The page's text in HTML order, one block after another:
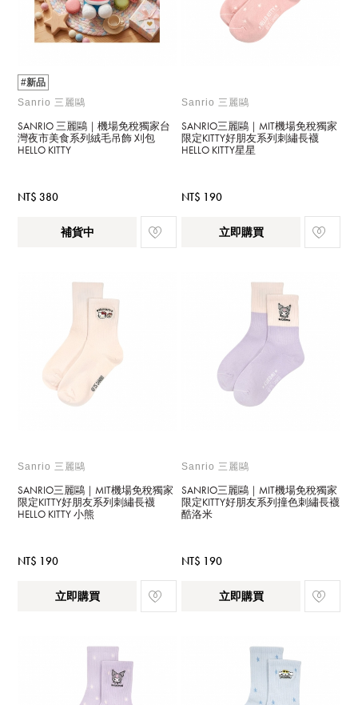
#新品
Sanrio 三麗鷗
SANRIO 三麗鷗｜機場免稅獨家台
灣夜市美食系列絨毛吊飾 刈包
HELLO KITTY
NT$ 380
補貨中
Sanrio 三麗鷗
SANRIO三麗鷗｜MIT機場免稅獨家
限定KITTY好朋友系列刺繡長襪
HELLO KITTY星星
NT$ 190
立即購買
Sanrio 三麗鷗
SANRIO三麗鷗｜MIT機場免稅獨家
限定KITTY好朋友系列刺繡長襪
HELLO KITTY 小熊
NT$ 190
立即購買
Sanrio 三麗鷗
SANRIO三麗鷗｜MIT機場免稅獨家
限定KITTY好朋友系列撞色刺繡長襪
酷洛米
NT$ 190
立即購買